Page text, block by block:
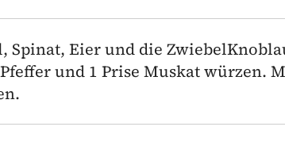
Spinat, Eier und die
und 1 Prise Muskat würzen.